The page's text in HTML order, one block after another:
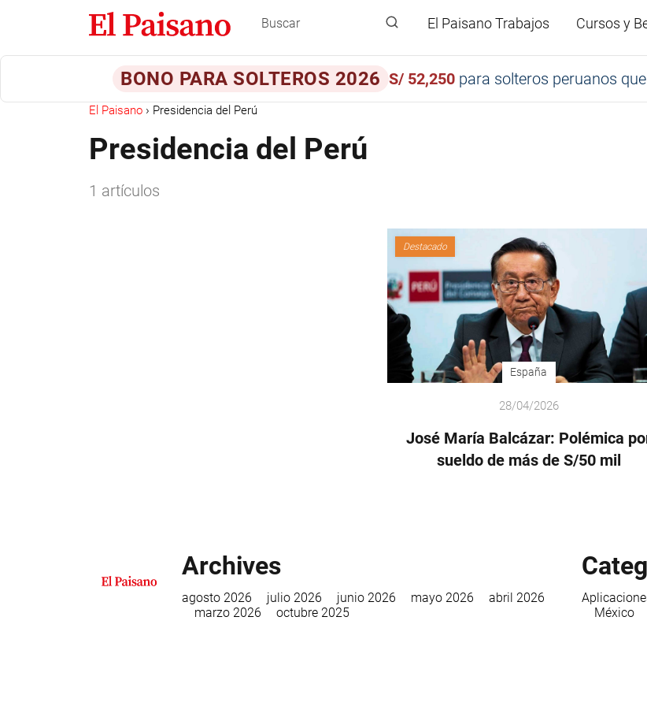
El Paisano Trabajos Cursos y
BONO PARA SOLTEROS 2026 S/ 52,250para solteros peruanos
El Paisano Presidencia del Perú
Presidencia del Perú
1 artículos
Destacado
España
28/04/2026
José María Balcázar: Polémica
sueldo de más de S/50 mil
Archives
agosto 2026 julio 2026 junio 2026 mayo 2026
abril 2026
marzo 2026
octubre 2025
México